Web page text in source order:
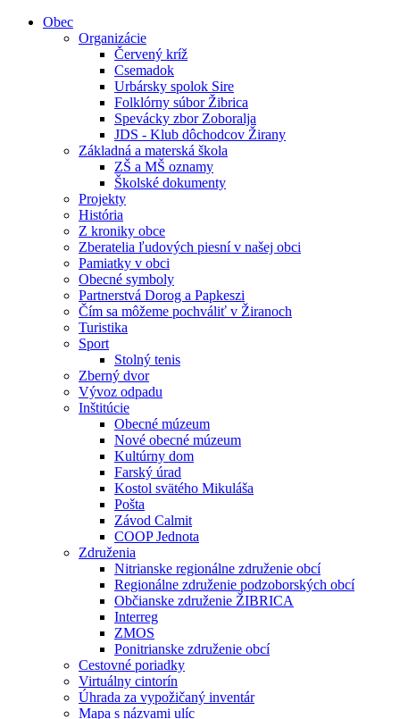
Obec
Organizácie
Červený kríž
Csemadok
Urbársky spolok Sire
Folklórny súbor Žibrica
Spevácky zbor Zoboralja
JDS - Klub dôchodcov Žirany
Základná a materská škola
ZŠ a MŠ oznamy
Školské dokumenty
Projekty
História
Z kroniky obce
Zberatelia ľudových piesní v našej obci
Pamiatky v obci
Obecné symboly
Partnerstvá Dorog a Papkeszi
Čím sa môžeme pochváliť v Žiranoch
Turistika
Sport
Stolný tenis
Zberný dvor
Vývoz odpadu
Inštitúcie
Obecné múzeum
Nové obecné múzeum
Kultúrny dom
Farský úrad
Kostol svätého Mikuláša
Pošta
Závod Calmit
COOP Jednota
Združenia
Nitrianske regionálne združenie obcí
Regionálne združenie podzoborských obcí
Občianske združenie ŽIBRICA
Interreg
ZMOS
Ponitrianske združenie obcí
Cestovné poriadky
Virtuálny cintorín
Úhrada za vypožičaný inventár
Mapa s názvami ulíc